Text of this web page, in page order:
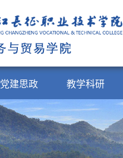
党建思政 教学科研